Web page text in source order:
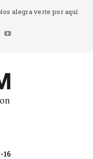
alegra verte por aquí
16